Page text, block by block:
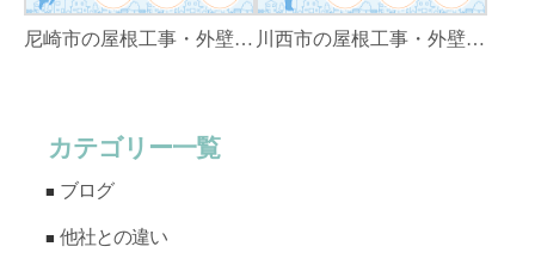
尼崎市の屋根工事・外壁工事・外装リフォームはゼファン！尼崎市内の工事事例もご紹介 川西市の屋根工事・外壁工事・外装リフォームはゼファン！川西市内の工事事例もご紹介
カテゴリー一覧
ブログ
他社との違い